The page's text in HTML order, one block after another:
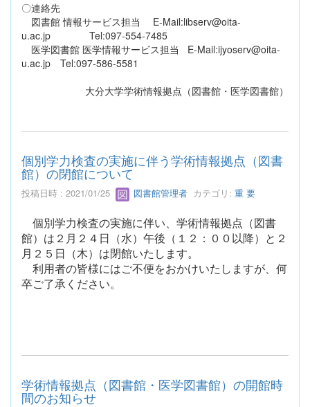
〇連絡先
図書館 情報サービス担当 E-Mail:libserv@oita-
u.ac.jp Tel:097-554-7485
医学図書館 医学情報サービス担当 E-Mail:ijyoserv@oita-
u.ac.jp Tel:097-586-5581
大分大学学術情報拠点（図書館・医学図書館）
個別学力検査の実施に伴う学術情報拠点（図書
館）の閉館について
投稿日時 : 2021/01/25 図書館管理者 カテゴリ: 重 要
個別学力検査の実施に伴い、学術情報拠点（図書
館）は２月２４日（水）午後（１２：００以降）と２
月２５日（木）は閉館いたします。
利用者の皆様にはご不便をおかけいたしますが、何
卒ご了承ください。
学術情報拠点（図書館・医学図書館）の開館時
間のお知らせ